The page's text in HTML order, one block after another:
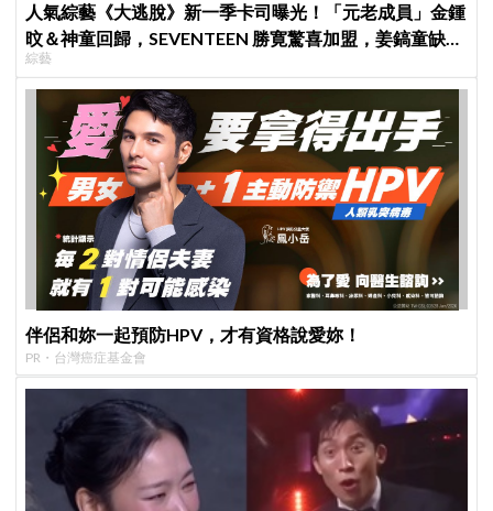
人氣綜藝《大逃脫》新一季卡司曝光！「元老成員」金鍾
旼＆神童回歸，SEVENTEEN 勝寛驚喜加盟，姜鎬童缺席
成最大焦點
綜藝
伴侶和妳一起預防HPV，才有資格說愛妳！
PR・台灣癌症基金會